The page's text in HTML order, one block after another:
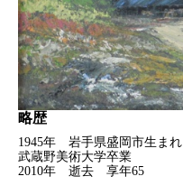
略歴
1945年 岩手県盛岡市生まれ
武蔵野美術大学卒業
2010年 逝去 享年65